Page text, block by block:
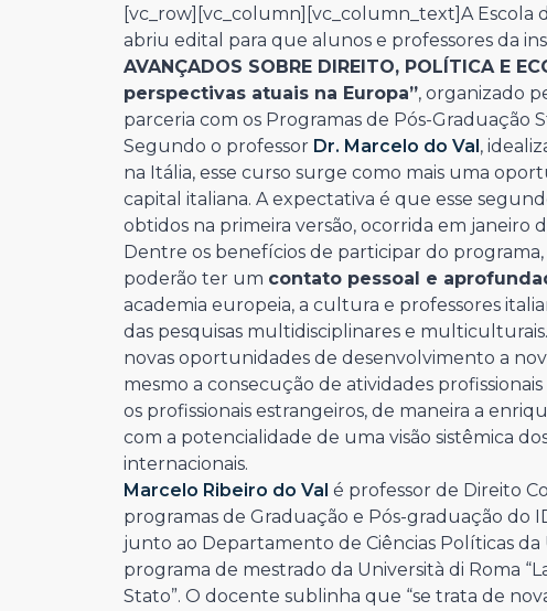
[vc_row][vc_column][vc_column_text] A Escola
abriu edital para que alunos e professores da
AVANÇADOS SOBRE DIREITO, POLÍTICA E
perspectivas atuais na Europa”, organizado
parceria com os Programas de Pós-Graduação
Segundo o professor Dr. Marcelo do Val ,
na Itália, esse curso surge como mais uma
capital italiana. A expectativa é que esse
obtidos na primeira versão, ocorrida em janeiro
Dentre os benefícios de participar do
poderão ter um contato pessoal e
academia europeia, a cultura e professores
das pesquisas multidisciplinares e
novas oportunidades de desenvolvimento a
mesmo a consecução de atividades
os profissionais estrangeiros, de maneira a
com a potencialidade de uma visão sistêmica
internacionais.
Marcelo Ribeiro do Val é professor de Direito
programas de Graduação e Pós-graduação do
junto ao Departamento de Ciências Políticas
programa de mestrado da Università di Roma
Stato”. O docente sublinha que “se trata de